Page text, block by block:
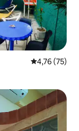
4,76 ud af 5
4,76 (75)